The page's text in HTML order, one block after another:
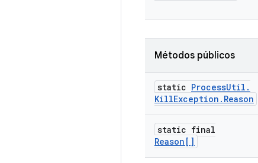
Métodos públicos
static ProcessUtil .
KillException . Reason
static final
Reason[]